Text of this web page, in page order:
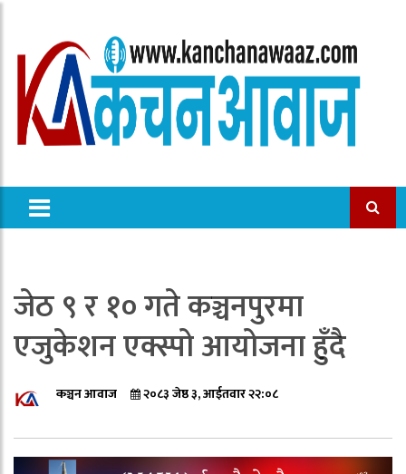
जेठ ९ र १० गते कञ्चनपुरमा
एजुकेशन एक्स्पो आयोजना हुँदै
कञ्चन आवाज २०८३ जेष्ठ ३, आईतवार २२:०८